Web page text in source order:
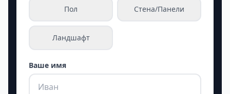
Пол Стена/Панели
Ландшафт
Ваше имя